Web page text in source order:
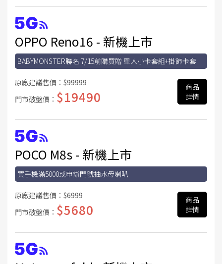
OPPO Reno16 - 新機上市
BABYMONSTER聯名 7/15前購買贈 單人小卡套組+掛飾卡套
原廠建議售價： $99999
門市破盤價： $19490
商品
詳情
POCO M8s - 新機上市
買手機滿5000或申辦門號抽水母喇叭
原廠建議售價： $6999
門市破盤價： $5680
商品
詳情